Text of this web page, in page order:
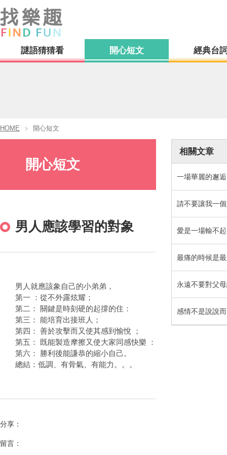
謎語猜猜看 開心短文 經典台
HOME 開心短文
開心短文
男人應該學習的對象
男人就應該象自己的小弟弟，
第一 ：從不外露炫耀；
第二： 關鍵是時刻硬的起撐的住：
第三： 能培育出接班人；
第四： 善於攻擊而又使其感到愉悅 ；
第五： 既能製造摩擦又使大家同感快樂 ：
第六： 勝利後能謙恭的縮小自己。
總結：低調、有骨氣、有能力。。。
分享：
留言：
相關文章
一場華麗的邂
請不要讓我一
愛是一場輸不
永遠不要對父
感情不是說說